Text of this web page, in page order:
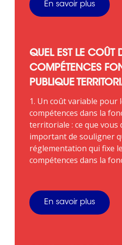
En savoir plus
QUEL EST LE COÛT
COMPÉTENCES
PUBLIQUE
1. Un coût variable pour
compétences dans la
territoriale : ce que vous
important de souligner
réglementation qui fixe
compétences dans la
En savoir plus